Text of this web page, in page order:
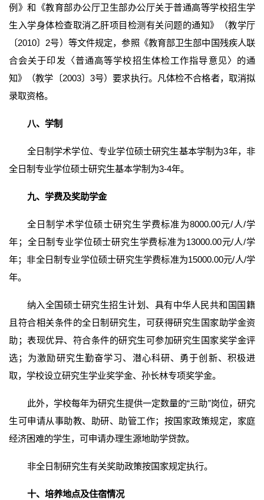
例》和《教育部办公厅卫生部办公厅关于普通高等学校招生学
生入学身体检查取消乙肝项目检测有关问题的通知》（教学厅
〔2010〕2号）等文件规定，参照《教育部卫生部中国残疾人联
合会关于印发〈普通高等学校招生体检工作指导意见〉的通
知》（教学〔2003〕3号）要求执行。凡体检不合格者，取消拟
录取资格。
八、学制
全日制学术学位、专业学位硕士研究生基本学制为3年，非
全日制专业学位硕士研究生基本学制为3-4年。
九、学费及奖助学金
全日制学术学位硕士研究生学费标准为8000.00元/人/学
年；全日制专业学位硕士研究生学费标准为13000.00元/人/学
年；非全日制专业学位硕士研究生学费标准为15000.00元/人/学
年。
纳入全国硕士研究生招生计划、具有中华人民共和国国籍
且符合相关条件的全日制研究生，可获得研究生国家助学金资
助；表现优异、符合条件的研究生可参加研究生国家奖学金评
选；为激励研究生勤奋学习、潜心科研、勇于创新、积极进
取，学校设立研究生学业奖学金、孙长林专项奖学金。
此外，学校每年为研究生提供一定数量的“三助”岗位，研究
生可申请从事助教、助研、助管工作；按国家政策规定，家庭
经济困难的学生，可申请办理生源地助学贷款。
非全日制研究生有关奖助政策按国家规定执行。
十、培养地点及住宿情况